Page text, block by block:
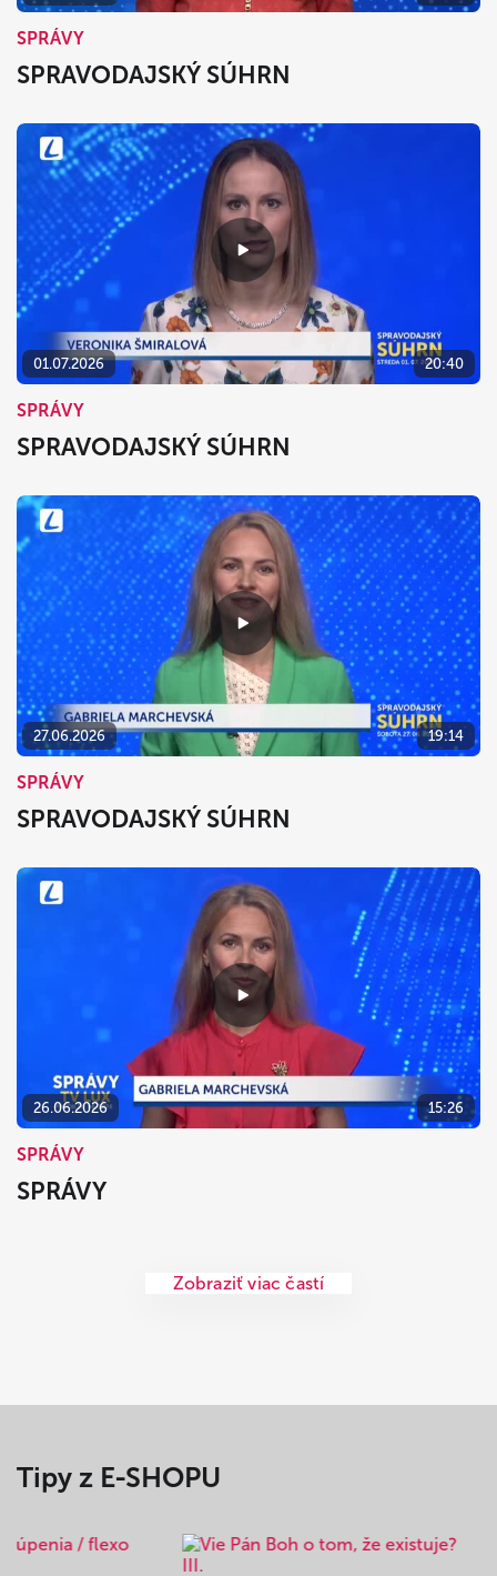
SPRÁVY
SPRAVODAJSKÝ SÚHRN
01.07.2026 20:40
SPRÁVY
SPRAVODAJSKÝ SÚHRN
27.06.2026 19:14
SPRÁVY
SPRAVODAJSKÝ SÚHRN
26.06.2026 15:26
SPRÁVY
SPRÁVY
Zobraziť viac častí
Tipy z E-SHOPU